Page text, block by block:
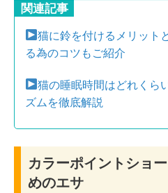
関連記事
猫に鈴を付けるメリット
る為のコツもご紹介
猫の睡眠時間はどれくら
ズムを徹底解説
カラーポイントショ
めのエサ